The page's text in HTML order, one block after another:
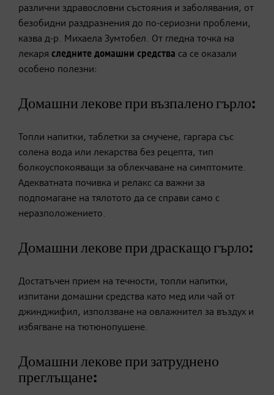
различни здравословни състояния и заболявания, от
безобидни раздразнения до по-сериозни проблеми,
казва д-р. Михаела Зумтобел. От гледна точка на
лекаря следните домашни средства са се оказали
особено полезни:
Домашни лекове при възпалено гърло:
Топли напитки, таблетки за смучене, гаргара със
солена вода или лекарства без рецепта, тип
болкоуспокояващи за облекчаване на симптомите.
Адекватната почивка и релакс са важни за
подпомагане на тялотото да се справи само с
неразположението.
Домашни лекове при драскащо гърло:
Достатъчен прием на течности, топли напитки,
изпитани домашни средства като мед или чай от
джинджифил, използване на овлажнител за въздух и
избягване на тютюнопушене.
Домашни лекове при затруднено
преглъщане: